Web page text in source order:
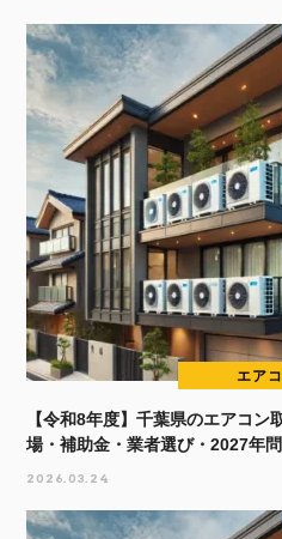
エア
【令和8年度】千葉県のエアコ
場・補助金・業者選び・2027年
2026.03.24